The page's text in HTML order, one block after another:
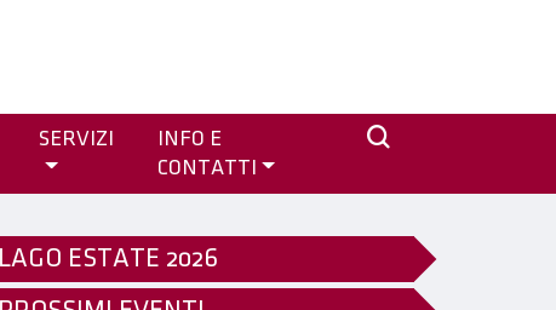
SERVIZI
INFO E
CONTATTI
LAGO ESTATE 2026